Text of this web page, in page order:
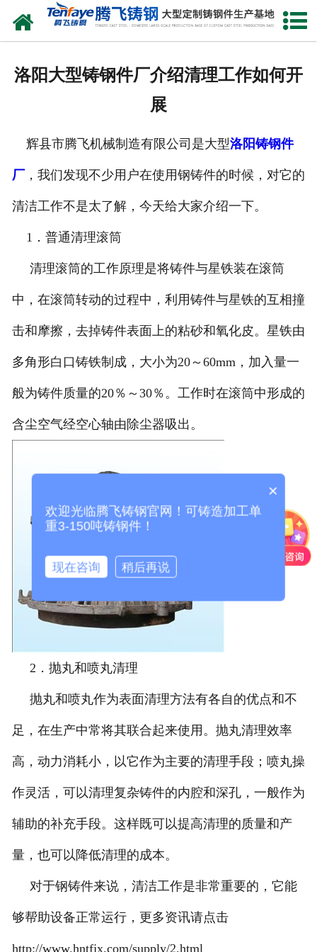
网站首页
生产能力
洛阳大型铸钢件厂介绍清理工作如何开
展
辉县市腾飞机械制造有限公司是大型洛阳铸钢件
厂，我们发现不少用户在使用钢铸件的时候，对它的
清洁工作不是太了解，今天给大家介绍一下。
1．普通清理滚筒
清理滚筒的工作原理是将铸件与星铁装在滚筒
中，在滚筒转动的过程中，利用铸件与星铁的互相撞
击和摩擦，去掉铸件表面上的粘砂和氧化皮。星铁由
多角形白口铸铁制成，大小为20～60mm，加入量一
般为铸件质量的20％～30％。工作时在滚筒中形成的
含尘空气经空心轴由除尘器吸出。
2．抛丸和喷丸清理
抛丸和喷丸作为表面清理方法有各自的优点和不
足，在生产中常将其联合起来使用。抛丸清理效率
高，动力消耗小，以它作为主要的清理手段；喷丸操
作灵活，可以清理复杂铸件的内腔和深孔，一般作为
辅助的补充手段。这样既可以提高清理的质量和产
量，也可以降低清理的成本。
对于钢铸件来说，清洁工作是非常重要的，它能
够帮助设备正常运行，更多资讯请点击
http://www.hntfjx.com/supply/2.html
×
欢迎光临腾飞铸钢官网！可铸造加工单
重3-150吨铸钢件！
现在咨询 稍后再说